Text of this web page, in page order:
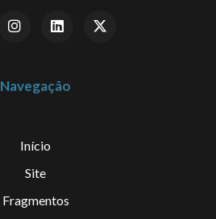
Navegação
Início
Site
Fragmentos